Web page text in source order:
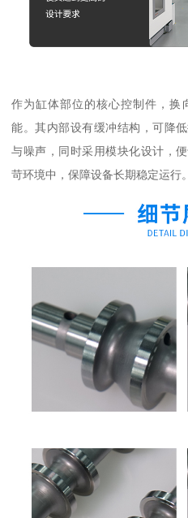
作为缸体部位的核心控制件，换
能。其内部设有缓冲结构，可降
与噪声，同时采用模块化设计，
苛环境中，保障设备长期稳定运行。